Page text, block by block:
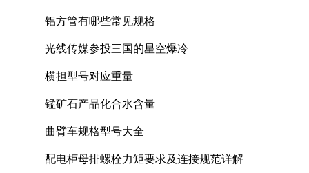
铝方管有哪些常见规格
光线传媒参投三国的星空爆冷
横担型号对应重量
锰矿石产品化合水含量
曲臂车规格型号大全
配电柜母排螺栓力矩要求及连接规范详解